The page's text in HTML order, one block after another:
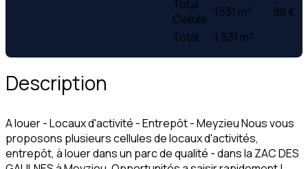
Total
Cellule 1531 m²
98 €
Total
1 531 m²
Description
A louer - Locaux d'activité - Entrepôt - Meyzieu Nous vous
proposons plusieurs cellules de locaux d'activités,
entrepôt, à louer dans un parc de qualité - dans la ZAC DES